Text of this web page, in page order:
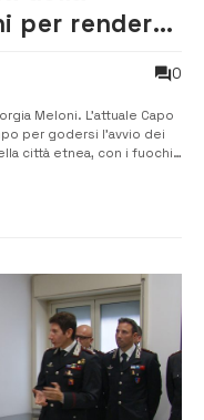
per rendere
0
Meloni. L’attuale Capo
per godersi l’avvio dei
città etnea, con i fuochi
garantisca [&hellip...